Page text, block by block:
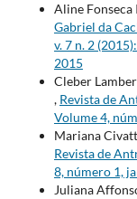
Aline Fonseca
Gabriel da
v. 7 n. 2
2015
Cleber
, Revista de
Volume 4,
Mariana
Revista de
8, número 1,
Juliana